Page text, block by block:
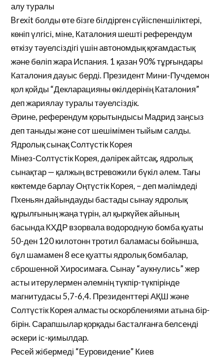
алу туралы
Brexit болды өте бізге білдірген сүйіспеншіліктері,
көніп үлгісі, міне, Каталония шешті референдум
өткізу тәуелсіздігі үшін автономдық қоғамдастық
және бөліп жара Испания. 1 қазан 90% тұрғындары
Каталония дауыс берді. Президент Мини-Пучдемон
қол қойды “Декларацияны өкілдерінің Каталония”
деп жариялау туралы тәуелсіздік.
Әрине, референдум қорытындысы Мадрид заңсыз
деп таныды және сот шешімімен тыйым салды.
Ядролық сынақ Солтүстік Корея
Мінез-Солтүстік Корея, дәлірек айтсақ, ядролық
сынақтар — қалжың встревожили бүкіл әлем. Тағы
көктемде барлау Оңтүстік Корея, – деп мәлімдеді
Пхеньян дайындауды бастады сынау ядролық
құрылғының жаңа түрін, ал қыркүйек айының
басында КХДР взорвала водородную бомба қуаты
50-ден 120 килотонн тротил баламасы бойынша,
бұл шамамен 8 есе қуатты ядролық бомбалар,
сброшенной Хиросимаға. Сынау “аукнулись” жер
асты итерулермен әлемнің түкпір-түкпірінде
магнитудасы 5,7-6,4. Президенттері АҚШ және
Солтүстік Корея алмасты оскорблениями атына бір-
бірін. Сарапшылар қорқады басталғанға белсенді
әскери іс-қимылдар.
Ресей жібермеді “Еуровидение” Киев